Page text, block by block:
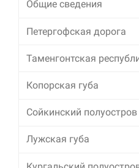
Общие сведения
Петергофская дорога
Таменгонтская
Копорская губа
Сойкинский полуостров
Лужская губа